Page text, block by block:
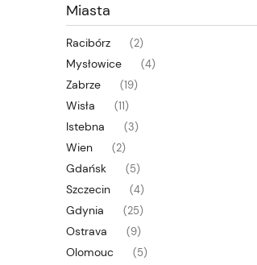
Miasta
Racibórz (2)
Mysłowice (4)
Zabrze (19)
Wisła (11)
Istebna (3)
Wien (2)
Gdańsk (5)
Szczecin (4)
Gdynia (25)
Ostrava (9)
Olomouc (5)